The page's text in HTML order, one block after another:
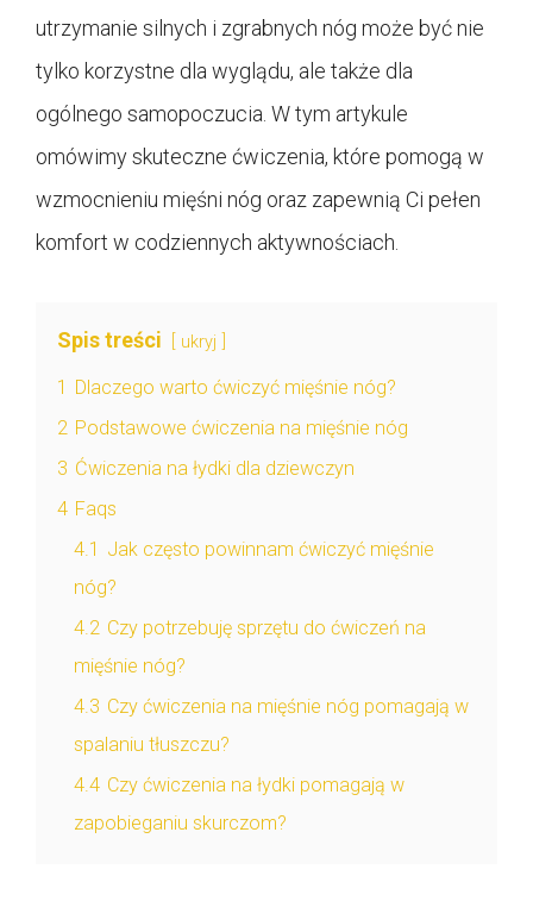
utrzymanie silnych i zgrabnych nóg może być nie
tylko korzystne dla wyglądu, ale także dla
ogólnego samopoczucia. W tym artykule
omówimy skuteczne ćwiczenia, które pomogą w
wzmocnieniu mięśni nóg oraz zapewnią Ci pełen
komfort w codziennych aktywnościach.
Spis treści ukryj
1 Dlaczego warto ćwiczyć mięśnie nóg?
2 Podstawowe ćwiczenia na mięśnie nóg
3 Ćwiczenia na łydki dla dziewczyn
4 Faqs
4.1 Jak często powinnam ćwiczyć mięśnie
nóg?
4.2 Czy potrzebuję sprzętu do ćwiczeń na
mięśnie nóg?
4.3 Czy ćwiczenia na mięśnie nóg pomagają w
spalaniu tłuszczu?
4.4 Czy ćwiczenia na łydki pomagają w
zapobieganiu skurczom?